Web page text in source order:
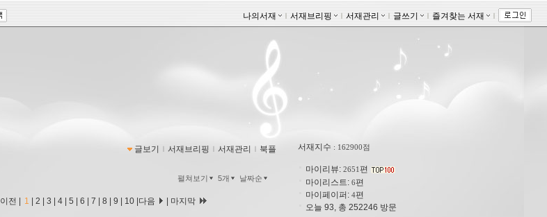
나의서재 ｌ 서재브리핑 ｌ 서재관리 ｌ 글쓰기 ｌ 즐겨찾는 서재 ｌ
글보기 ｌ 서재브리핑 ｌ 서재관리 ｌ 북플
펼쳐보기 5개 날짜순
이전 | 1 2 3 4 5 6 7 8 9 10 다음 마지막
서재지수 : 162900점
마이리뷰: 2651편
마이리스트: 6편
마이페이퍼: 4편
오늘 93, 총 252246 방문